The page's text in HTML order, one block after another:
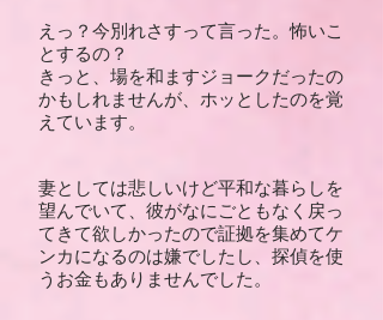
えっ？今別れさすって言った。怖いこ
とするの？
きっと、場を和ますジョークだったの
かもしれませんが、ホッとしたのを覚
えています。
妻としては悲しいけど平和な暮らしを
望んでいて、彼がなにごともなく戻っ
てきて欲しかったので証拠を集めてケ
ンカになるのは嫌でしたし、探偵を使
うお金もありませんでした。